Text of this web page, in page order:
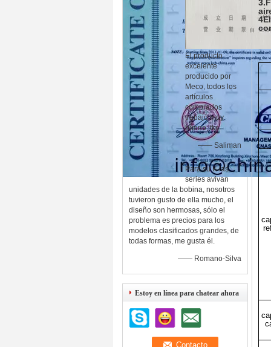
El producto
excelente
producido por
Meco, todos los
artículos
comprados
trabajó muy
bueno, tks.
—— Saliman
Para su K las
series avivan
unidades de la bobina, nosotros
tuvieron gusto de ella mucho, el
diseño son hermosas, sólo el
problema es precios para los
modelos clasificados grandes, de
todas formas, me gusta él.
—— Romano-Silva
Estoy en línea para chatear ahora